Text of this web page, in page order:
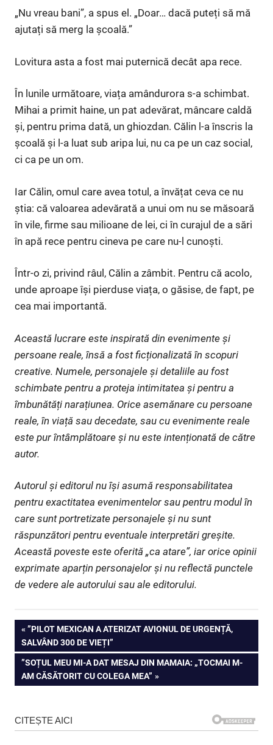
„Nu vreau bani”, a spus el. „Doar… dacă puteți să mă
ajutați să merg la școală.”
Lovitura asta a fost mai puternică decât apa rece.
În lunile următoare, viața amândurora s-a schimbat.
Mihai a primit haine, un pat adevărat, mâncare caldă
și, pentru prima dată, un ghiozdan. Călin l-a înscris la
școală și l-a luat sub aripa lui, nu ca pe un caz social,
ci ca pe un om.
Iar Călin, omul care avea totul, a învățat ceva ce nu
știa: că valoarea adevărată a unui om nu se măsoară
în vile, firme sau milioane de lei, ci în curajul de a sări
în apă rece pentru cineva pe care nu-l cunoști.
Într-o zi, privind râul, Călin a zâmbit. Pentru că acolo,
unde aproape își pierduse viața, o găsise, de fapt, pe
cea mai importantă.
Această lucrare este inspirată din evenimente și
persoane reale, însă a fost ficționalizată în scopuri
creative. Numele, personajele și detaliile au fost
schimbate pentru a proteja intimitatea și pentru a
îmbunătăți narațiunea. Orice asemănare cu persoane
reale, în viață sau decedate, sau cu evenimente reale
este pur întâmplătoare și nu este intenționată de către
autor.
Autorul și editorul nu își asumă responsabilitatea
pentru exactitatea evenimentelor sau pentru modul în
care sunt portretizate personajele și nu sunt
răspunzători pentru eventuale interpretări greșite.
Această poveste este oferită „ca atare”, iar orice opinii
exprimate aparțin personajelor și nu reflectă punctele
de vedere ale autorului sau ale editorului.
Navigare
în
articole
PREVIOUS
POST:
”PILOT MEXICAN A ATERIZAT AVIONUL DE URGENȚĂ,
SALVÂND 300 DE VIEȚI”
NEXT
POST:
”SOȚUL MEU MI-A DAT MESAJ DIN MAMAIA: „TOCMAI M-
AM CĂSĂTORIT CU COLEGA MEA”